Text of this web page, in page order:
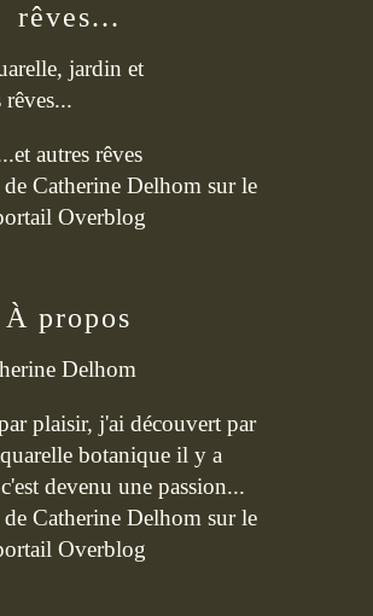
rêves...
autres rêves
Catherine Delhom sur le
Overblog
À propos
plaisir, j'ai découvert par
botanique il y a
devenu une passion...
Catherine Delhom sur le
Overblog